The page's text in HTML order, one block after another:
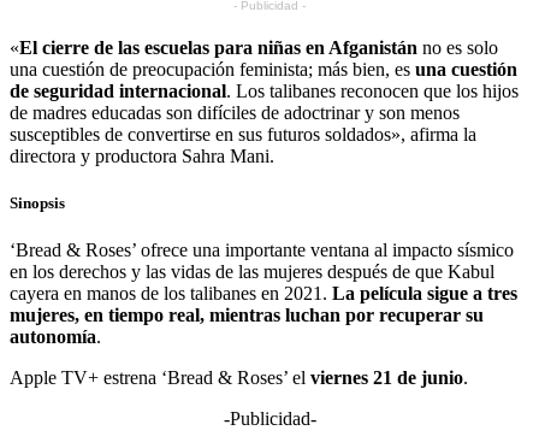
- Publicidad -
«El cierre de las escuelas para niñas en Afganistán no es solo
una cuestión de preocupación feminista; más bien, es una cuestión
de seguridad internacional. Los talibanes reconocen que los hijos
de madres educadas son difíciles de adoctrinar y son menos
susceptibles de convertirse en sus futuros soldados», afirma la
directora y productora Sahra Mani.
Sinopsis
‘Bread & Roses’ ofrece una importante ventana al impacto sísmico
en los derechos y las vidas de las mujeres después de que Kabul
cayera en manos de los talibanes en 2021. La película sigue a tres
mujeres, en tiempo real, mientras luchan por recuperar su
autonomía.
Apple TV+ estrena ‘Bread & Roses’ el viernes 21 de junio.
-Publicidad-